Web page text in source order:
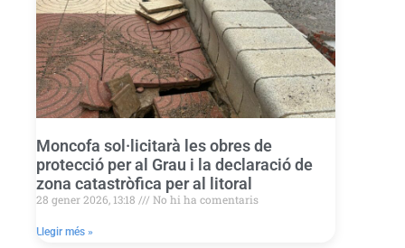
Moncofa sol·licitarà les obres de
protecció per al Grau i la declaració de
zona catastròfica per al litoral
28 gener 2026, 13:18 No hi ha comentaris
Llegir més »